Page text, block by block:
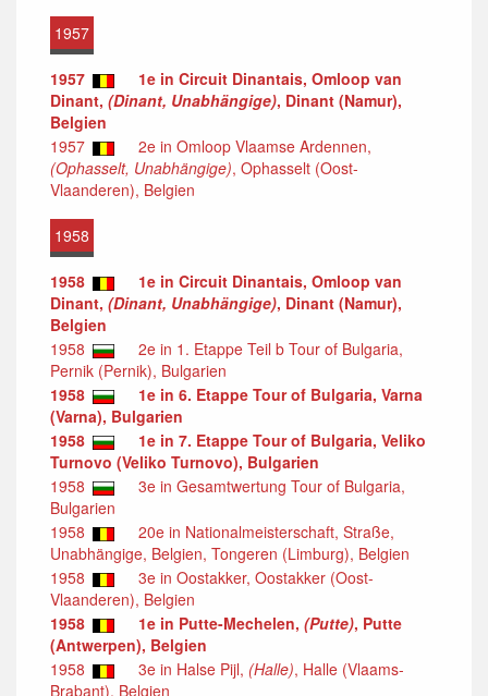
1957
1957
1e in Circuit Dinantais, Omloop van
Dinant, (Dinant, Unabhängige), Dinant (Namur),
Belgien
1957
2e in Omloop Vlaamse Ardennen,
(Ophasselt, Unabhängige), Ophasselt (Oost-
Vlaanderen), Belgien
1958
1958
1e in Circuit Dinantais, Omloop van
Dinant, (Dinant, Unabhängige), Dinant (Namur),
Belgien
1958
2e in 1. Etappe Teil b Tour of Bulgaria,
Pernik (Pernik), Bulgarien
1958
1e in 6. Etappe Tour of Bulgaria, Varna
(Varna), Bulgarien
1958
1e in 7. Etappe Tour of Bulgaria, Veliko
Turnovo (Veliko Turnovo), Bulgarien
1958
3e in Gesamtwertung Tour of Bulgaria,
Bulgarien
1958
20e in Nationalmeisterschaft, Straße,
Unabhängige, Belgien, Tongeren (Limburg), Belgien
1958
3e in Oostakker, Oostakker (Oost-
Vlaanderen), Belgien
1958
1e in Putte-Mechelen, (Putte), Putte
(Antwerpen), Belgien
1958
3e in Halse Pijl, (Halle), Halle (Vlaams-
Brabant), Belgien